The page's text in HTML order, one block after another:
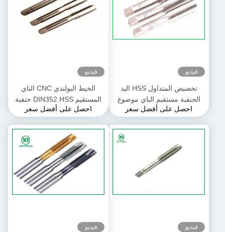
فيديو
تخصيص المتداول HSS اليد
الحنفية مستقيم الناي موضوع
سبائك الصلب المواد
احصل على أفضل سعر
فيديو
الخيط البولندي CNC الناي
المستقيم DIN352 HSS حنفية
يدوية
احصل على أفضل سعر
فيديو فيديو